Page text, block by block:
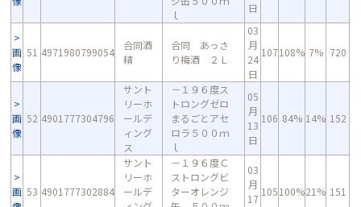
ｌ
日
画
像
51 4971980799054
合同酒
精
合同 あっさ
り梅酒 ２Ｌ
03
月
24
日
107108% 7% 720
画
像
52 4901777304796
サント
リーホ
ールデ
ィング
ス
－１９６度ス
トロングゼロ
まるごとアセ
ロラ５００ｍ
ｌ
05
月
13
日
106 84% 14% 152
画 53 4901777302884
サント
リーホ
ールデ
－１９６度Ｃ
ストロングビ
ターオレンジ
03
月
17
105100%21% 151